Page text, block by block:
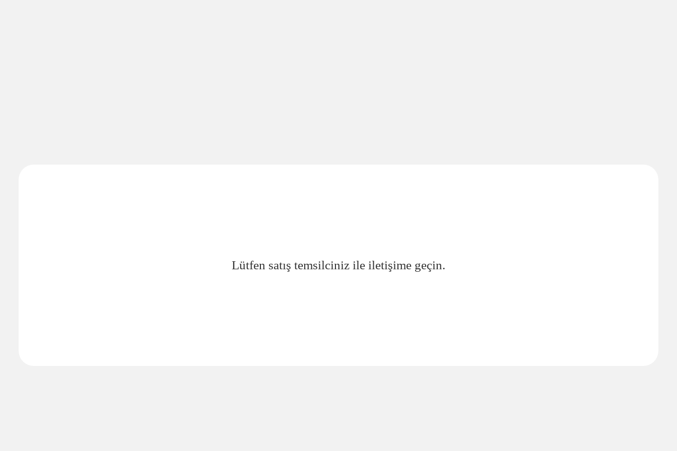
Lütfen satış temsilciniz ile iletişime geçin.